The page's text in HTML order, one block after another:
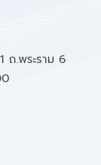
ถ.พระราม 6